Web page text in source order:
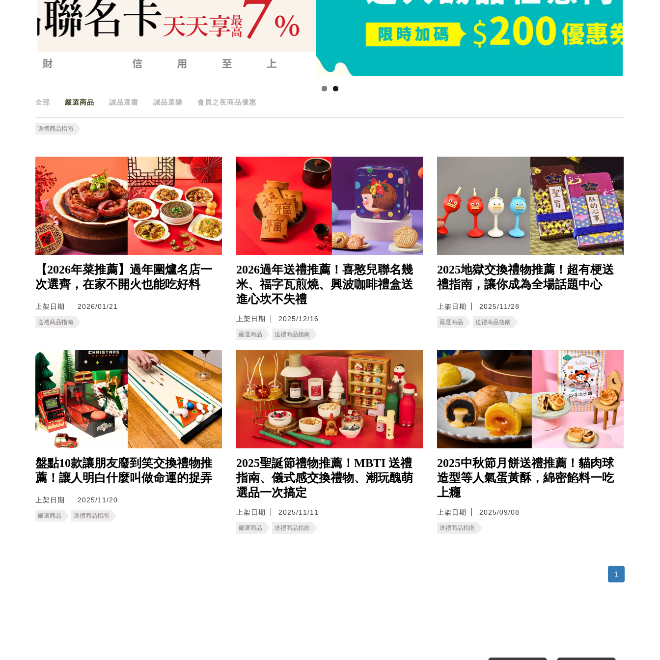
全部 嚴選商品 誠品選書 誠品選樂 會員之夜商品優惠
送禮商品指南
【2026年菜推薦】過年圍爐名店一
次選齊，在家不開火也能吃好料
上架日期 2026/01/21
送禮商品指南
2026過年送禮推薦！喜憨兒聯名幾
米、福字瓦煎燒、興波咖啡禮盒送
進心坎不失禮
上架日期 2025/12/16
嚴選商品 送禮商品指南
2025地獄交換禮物推薦！超有梗送
禮指南，讓你成為全場話題中心
上架日期 2025/11/28
嚴選商品 送禮商品指南
盤點10款讓朋友廢到笑交換禮物推
薦！讓人明白什麼叫做命運的捉弄
上架日期 2025/11/20
嚴選商品 送禮商品指南
2025聖誕節禮物推薦！MBTI 送禮
指南、儀式感交換禮物、潮玩醜萌
選品一次搞定
上架日期 2025/11/11
嚴選商品 送禮商品指南
2025中秋節月餅送禮推薦！貓肉球
造型等人氣蛋黃酥，綿密餡料一吃
上癮
上架日期 2025/09/08
送禮商品指南
1